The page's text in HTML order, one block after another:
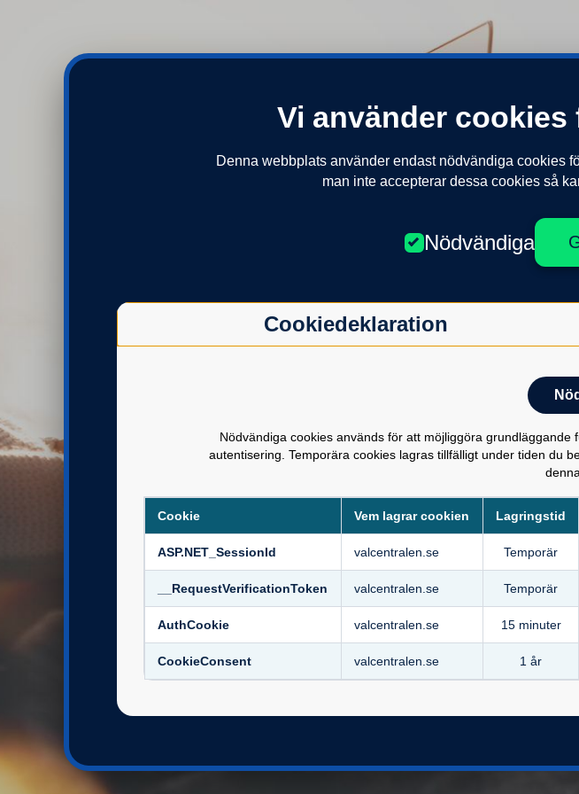
Vi använder
Denna webbplats använder endast nödvändiga cookies
man inte accepterar dessa cookies så
Nödvändiga
Cookiedeklaration
Nödvändiga cookies används för att möjliggöra
autentisering. Temporära cookies lagras tillfälligt under tiden du
Cookie Vem lagrar cookien Lagringstid
ASP.NET_SessionId valcentralen.se Temporär
__RequestVerificationToken valcentralen.se Temporär
AuthCookie valcentralen.se 15 minuter
CookieConsent valcentralen.se 1 år
Jag vill logga in och göra mina
Logga in på Valcentralen för att se din försäkring eller för
att göra ett aktivt pensionsval. Välj nedan vilken typ av e-